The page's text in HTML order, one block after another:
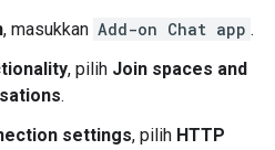
, masukkan Add-on Chat app .
, pilih Join spaces and
.
settings, pilih HTTP